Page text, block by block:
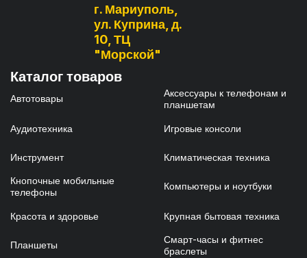
г. Мариуполь,
ул. Куприна, д.
10, ТЦ
"Морской"
Каталог товаров
Автотовары
Аксессуары к телефонам и
планшетам
Аудиотехника Игровые консоли
Инструмент Климатическая техника
Кнопочные мобильные
телефоны
Компьютеры и ноутбуки
Красота и здоровье Крупная бытовая техника
Планшеты
Смарт-часы и фитнес
браслеты